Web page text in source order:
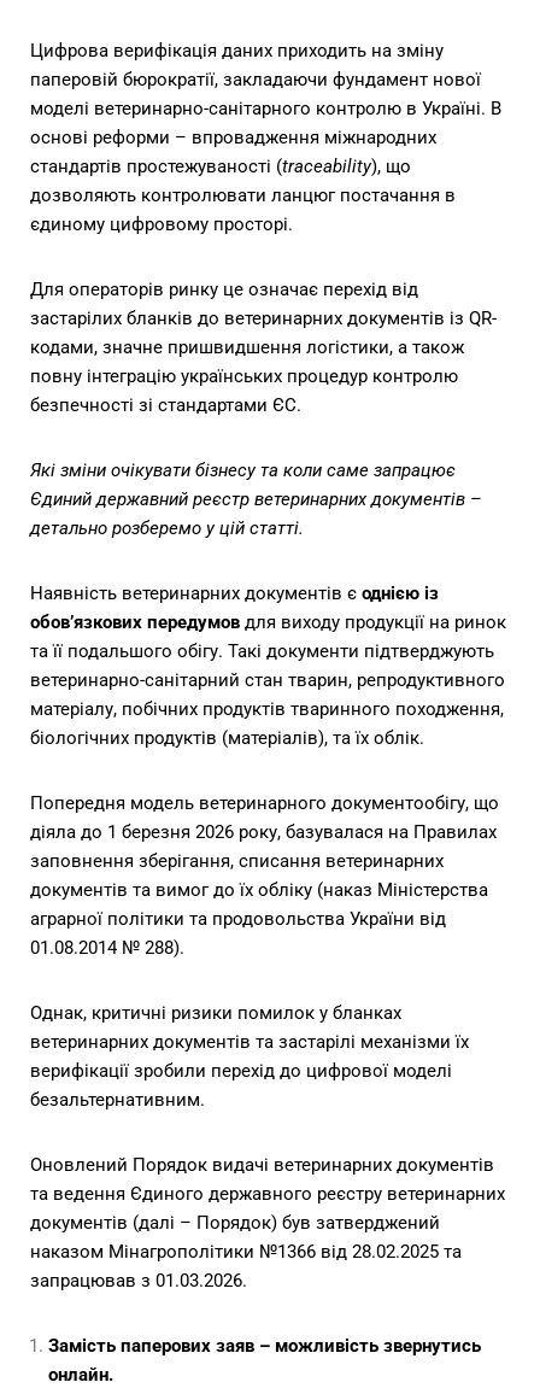
Цифрова верифікація даних приходить на зміну
паперовій бюрократії, закладаючи фундамент нової
моделі ветеринарно-санітарного контролю в Україні. В
основі реформи – впровадження міжнародних
стандартів простежуваності (traceability), що
дозволяють контролювати ланцюг постачання в
єдиному цифровому просторі.
Для операторів ринку це означає перехід від
застарілих бланків до ветеринарних документів із QR-
кодами, значне пришвидшення логістики, а також
повну інтеграцію українських процедур контролю
безпечності зі стандартами ЄС.
Які зміни очікувати бізнесу та коли саме запрацює
Єдиний державний реєстр ветеринарних документів –
детально розберемо у цій статті.
Наявність ветеринарних документів є однією із
обов’язкових передумов для виходу продукції на ринок
та її подальшого обігу. Такі документи підтверджують
ветеринарно-санітарний стан тварин, репродуктивного
матеріалу, побічних продуктів тваринного походження,
біологічних продуктів (матеріалів), та їх облік.
Попередня модель ветеринарного документообігу, що
діяла до 1 березня 2026 року, базувалася на Правилах
заповнення зберігання, списання ветеринарних
документів та вимог до їх обліку (наказ Міністерства
аграрної політики та продовольства України від
01.08.2014 № 288).
Однак, критичні ризики помилок у бланках
ветеринарних документів та застарілі механізми їх
верифікації зробили перехід до цифрової моделі
безальтернативним.
Оновлений Порядок видачі ветеринарних документів
та ведення Єдиного державного реєстру ветеринарних
документів (далі – Порядок) був затверджений
наказом Мінагрополітики №1366 від 28.02.2025 та
запрацював з 01.03.2026.
Замість паперових заяв – можливість звернутись
онлайн.